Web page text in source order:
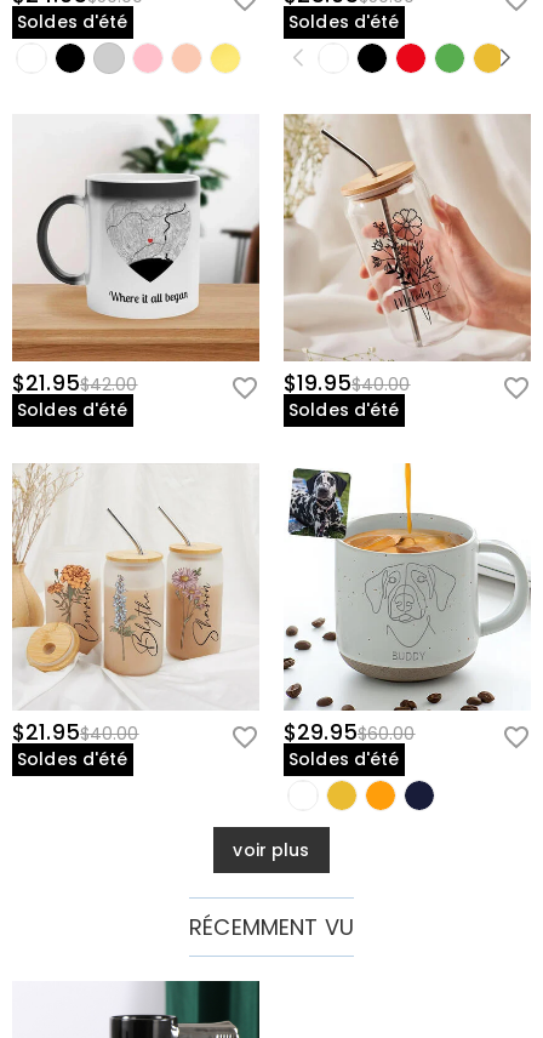
Soldes d'été
Soldes d'été
$21.95$42.00
Soldes d'été
$19.95$40.00
Soldes d'été
$21.95$40.00
Soldes d'été
$29.95$60.00
Soldes d'été
voir plus
RÉCEMMENT VU